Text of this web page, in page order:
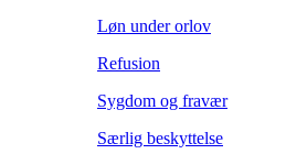
Løn under orlov
Refusion
Sygdom og fravær
Særlig beskyttelse